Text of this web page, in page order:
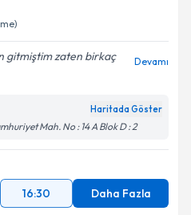
gitmiştim zaten birkaç
Devamı
Haritada Göster
Mah. No : 14 A Blok D : 2
16:30 Daha Fazla